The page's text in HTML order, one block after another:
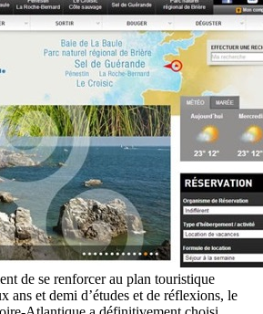
de se renforcer au plan touristique
ans et demi d’études et de réflexions, le